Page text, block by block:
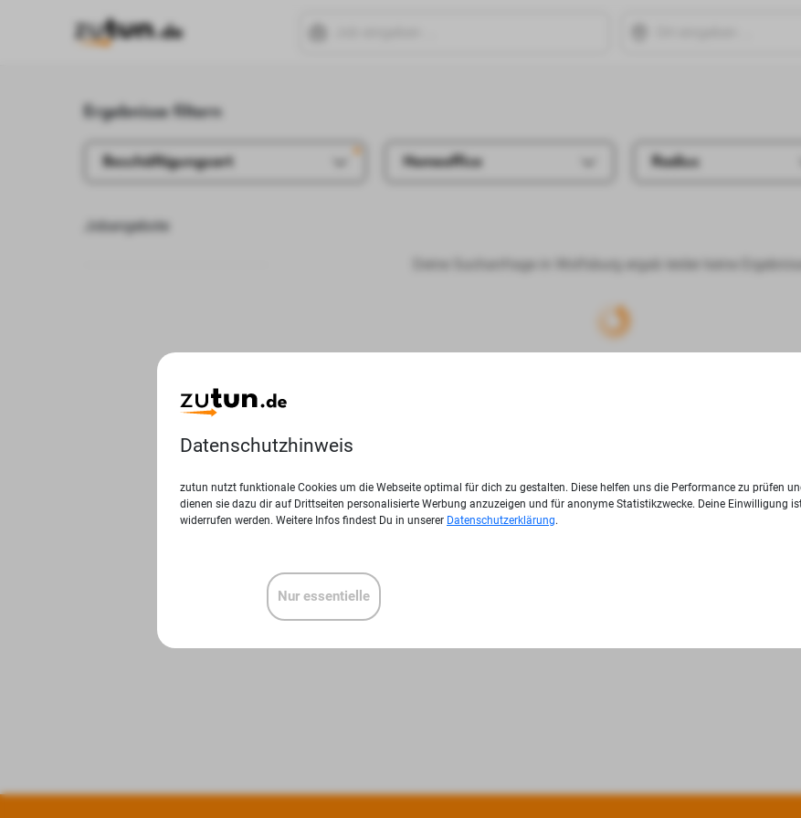
Ergebnisse filtern
Beschäftigungsart Homeoffice Radius
Jobangebote
Deine Suchanfrage in Wolfsburg ergab leider keine
Datenschutzhinweis
zutun nutzt funktionale Cookies um die Webseite optimal für dich zu gestalten. Diese helfen uns die Performance zu prüfen
dienen sie dazu dir auf Drittseiten personalisierte Werbung anzuzeigen und für anonyme Statistikzwecke. Deine Einwilligung
widerrufen werden. Weitere Infos findest Du in unserer Datenschutzerklärung.
Nur essentielle